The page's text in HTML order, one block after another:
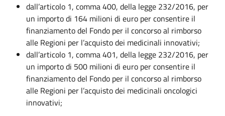
dall’articolo 1, comma 400, della legge 232/2016, per
un importo di 164 milioni di euro per consentire il
finanziamento del Fondo per il concorso al rimborso
alle Regioni per l’acquisto dei medicinali innovativi;
dall’articolo 1, comma 401, della legge 232/2016, per
un importo di 500 milioni di euro per consentire il
finanziamento del Fondo per il concorso al rimborso
alle Regioni per l’acquisto dei medicinali oncologici
innovativi;